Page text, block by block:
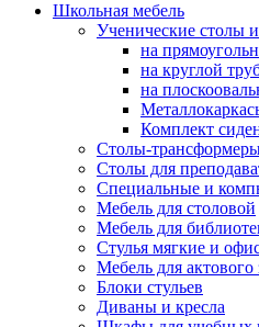
Школьная мебель
Ученические столы и
на
на круглой
на
Комплект
Столы-
Столы для
Специальные и
Мебель для столовой
Мебель для
Стулья мягкие и
Мебель для актового
Блоки стульев
Диваны и кресла